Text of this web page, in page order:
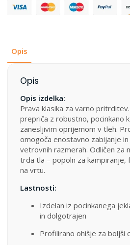
Opis
Opis
Opis izdelka:
Prava klasika za varno
prepriča z robustno, pocinkano
zanesljivim oprijemom v tleh.
omogoča enostavno zabijanje
vetrovnih razmerah. Odličen za
trda tla – popoln za kampiranje,
na vrtu.
Lastnosti:
Izdelan iz pocinkanega
in dolgotrajen
Profilirano ohišje za boljši